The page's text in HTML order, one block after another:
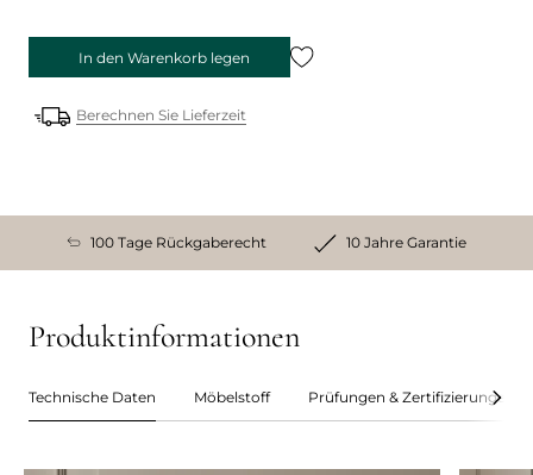
In den Warenkorb legen
Berechnen Sie Lieferzeit
100 Tage Rückgaberecht 10 Jahre Garantie
Produktinformationen
Technische Daten Möbelstoff Prüfungen & Zertifizierungen